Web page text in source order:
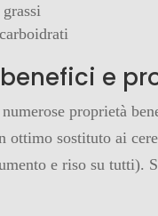
e
proprietà
ottimo sostituto ai
e riso su tutti).